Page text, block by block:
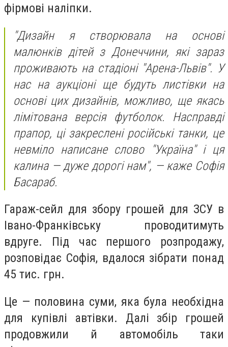
фірмові наліпки.
"Дизайн я створювала на основі
малюнків дітей з Донеччини, які зараз
проживають на стадіоні "Арена-Львів". У
нас на аукціоні ще будуть листівки на
основі цих дизайнів, можливо, ще якась
лімітована версія футболок. Насправді
прапор, ці закреслені російські танки, це
невміло написане слово "Україна" і ця
калина — дуже дорогі нам", — каже Софія
Басараб.
Гараж-сейл для збору грошей для ЗСУ в
Івано-Франківську проводитимуть
вдруге. Під час першого розпродажу,
розповідає Софія, вдалося зібрати понад
45 тис. грн.
Це — половина суми, яка була необхідна
для купівлі автівки. Далі збір грошей
продовжили й автомобіль таки